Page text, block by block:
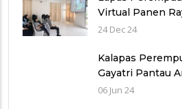
Virtual Panen
Bansos Serentak
24 Dec 24
Kalapas
Gayatri Pantau
Utama
06 Jun 24